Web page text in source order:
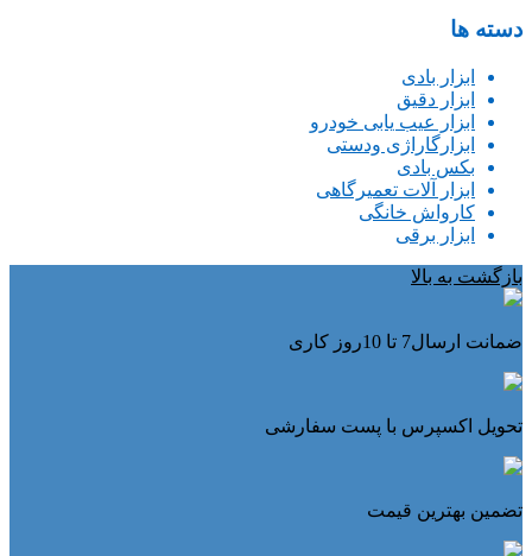
دسته ها
ابزار بادی
ابزار دقیق
ابزار عیب یابی خودرو
ابزارگاراژی ودستی
بکس بادی
ابزار آلات تعمیرگاهی
کارواش خانگی
ابزار برقی
بازگشت به بالا
ضمانت ارسال7 تا 10روز کاری
تحویل اکسپرس با پست سفارشی
تضمین بهترین قیمت